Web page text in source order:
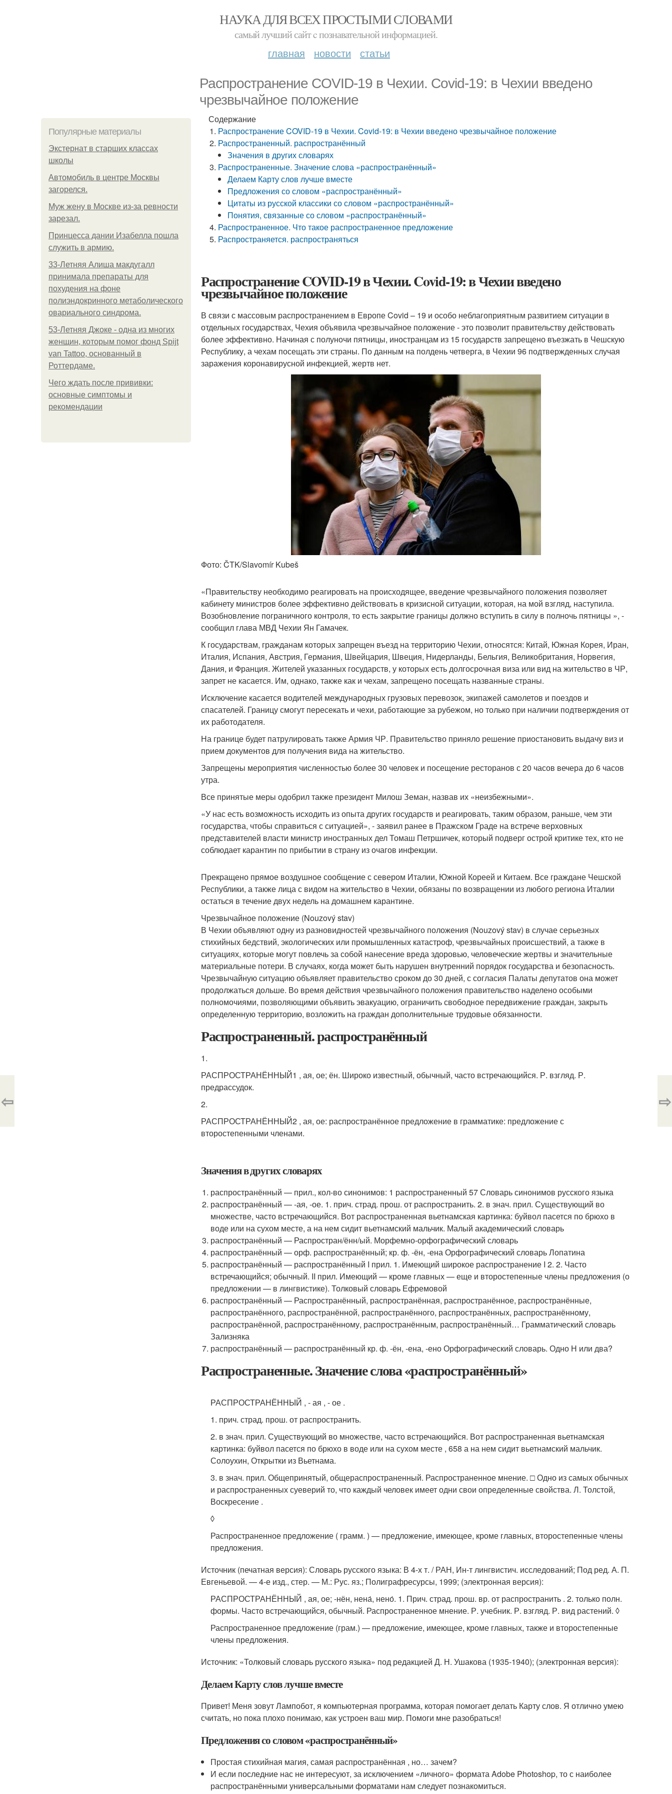
НАУКА ДЛЯ ВСЕХ ПРОСТЫМИ СЛОВАМИ
самый лучший сайт c познавательной информацией.
главная новости статьи
Распространение COVID-19 в Чехии. Covid-19: в Чехии введено
чрезвычайное положение
Популярные материалы
Экстернат в старших классах
школы
Автомобиль в центре Москвы
загорелся.
Mуж жену в Москве из-за ревности
зарезал.
Принцесса дании Изабелла пошла
служить в армию.
33-Летняя Алиша макдугалл
принимала препараты для
похудения на фоне
полиэндокринного метаболического
овариального синдрома.
53-Летняя Джоке - одна из многих
женщин, которым помог фонд Spijt
van Tattoo, основанный в
Роттердаме.
Чего ждать после прививки:
основные симптомы и
рекомендации
Содержание
Распространение COVID-19 в Чехии. Covid-19: в Чехии введено чрезвычайное положение
Распространенный. распространённый
Значения в других словарях
Распространенные. Значение слова «распространённый»
Делаем Карту слов лучше вместе
Предложения со словом «распространённый»
Цитаты из русской классики со словом «распространённый»
Понятия, связанные со словом «распространённый»
Распространенное. Что такое распространенное предложение
Распространяется. распространяться
Распространение COVID-19 в Чехии. Covid-19: в Чехии введено
чрезвычайное положение
В связи с массовым распространением в Европе Covid – 19 и особо неблагоприятным развитием ситуации в
отдельных государствах, Чехия объявила чрезвычайное положение - это позволит правительству действовать
более эффективно. Начиная с полуночи пятницы, иностранцам из 15 государств запрещено въезжать в Чешскую
Республику, а чехам посещать эти страны. По данным на полдень четверга, в Чехии 96 подтвержденных случая
заражения коронавирусной инфекцией, жертв нет.
Фото: ČTK/Slavomír Kubeš
«Правительству необходимо реагировать на происходящее, введение чрезвычайного положения позволяет
кабинету министров более эффективно действовать в кризисной ситуации, которая, на мой взгляд, наступила.
Возобновление пограничного контроля, то есть закрытие границы должно вступить в силу в полночь пятницы », -
сообщил глава МВД Чехии Ян Гамачек.
К государствам, гражданам которых запрещен въезд на территорию Чехии, относятся: Китай, Южная Корея, Иран,
Италия, Испания, Австрия, Германия, Швейцария, Швеция, Нидерланды, Бельгия, Великобритания, Норвегия,
Дания, и Франция. Жителей указанных государств, у которых есть долгосрочная виза или вид на жительство в ЧР,
запрет не касается. Им, однако, также как и чехам, запрещено посещать названные страны.
Исключение касается водителей международных грузовых перевозок, экипажей самолетов и поездов и
спасателей. Границу смогут пересекать и чехи, работающие за рубежом, но только при наличии подтверждения от
их работодателя.
На границе будет патрулировать также Армия ЧР. Правительство приняло решение приостановить выдачу виз и
прием документов для получения вида на жительство.
Запрещены мероприятия численностью более 30 человек и посещение ресторанов с 20 часов вечера до 6 часов
утра.
Все принятые меры одобрил также президент Милош Земан, назвав их «неизбежными».
«У нас есть возможность исходить из опыта других государств и реагировать, таким образом, раньше, чем эти
государства, чтобы справиться с ситуацией», - заявил ранее в Пражском Граде на встрече верховных
представителей власти министр иностранных дел Томаш Петршичек, который подверг острой критике тех, кто не
соблюдает карантин по прибытии в страну из очагов инфекции.
Прекращено прямое воздушное сообщение с севером Италии, Южной Кореей и Китаем. Все граждане Чешской
Республики, а также лица с видом на жительство в Чехии, обязаны по возвращении из любого региона Италии
остаться в течение двух недель на домашнем карантине.
Чрезвычайное положение (Nouzový stav)
В Чехии объявляют одну из разновидностей чрезвычайного положения (Nouzový stav) в случае серьезных
стихийных бедствий, экологических или промышленных катастроф, чрезвычайных происшествий, а также в
ситуациях, которые могут повлечь за собой нанесение вреда здоровью, человеческие жертвы и значительные
материальные потери. В случаях, когда может быть нарушен внутренний порядок государства и безопасность.
Чрезвычайную ситуацию объявляет правительство сроком до 30 дней, с согласия Палаты депутатов она может
продолжаться дольше. Во время действия чрезвычайного положения правительство наделено особыми
полномочиями, позволяющими объявить эвакуацию, ограничить свободное передвижение граждан, закрыть
определенную территорию, возложить на граждан дополнительные трудовые обязанности.
Распространенный. распространённый
1.
РАСПРОСТРАНЁННЫЙ1 , ая, ое; ён. Широко известный, обычный, часто встречающийся. Р. взгляд. Р.
предрассудок.
2.
РАСПРОСТРАНЁННЫЙ2 , ая, ое: распространённое предложение в грамматике: предложение с
второстепенными членами.
Значения в других словарях
распространённый — прил., кол-во синонимов: 1 распространенный 57 Словарь синонимов русского языка
распространённый — -ая, -ое. 1. прич. страд. прош. от распространить. 2. в знач. прил. Существующий во
множестве, часто встречающийся. Вот распространенная вьетнамская картинка: буйвол пасется по брюхо в
воде или на сухом месте, а на нем сидит вьетнамский мальчик. Малый академический словарь
распространённый — Распростран/ённ/ый. Морфемно-орфографический словарь
распространённый — орф. распространённый; кр. ф. -ён, -ена Орфографический словарь Лопатина
распространённый — распространённый I прил. 1. Имеющий широкое распространение I 2. 2. Часто
встречающийся; обычный. II прил. Имеющий — кроме главных — еще и второстепенные члены предложения (о
предложении — в лингвистике). Толковый словарь Ефремовой
распространённый — Распространённый, распространённая, распространённое, распространённые,
распространённого, распространённой, распространённого, распространённых, распространённому,
распространённой, распространённому, распространённым, распространённый… Грамматический словарь
Зализняка
распространённый — распространённый кр. ф. -ён, -ена, -ено Орфографический словарь. Одно Н или два?
Распространенные. Значение слова «распространённый»
РАСПРОСТРАНЁННЫЙ , - ая , - ое .
1. прич. страд. прош. от распространить.
2. в знач. прил. Существующий во множестве, часто встречающийся. Вот распространенная вьетнамская
картинка: буйвол пасется по брюхо в воде или на сухом месте , 658 а на нем сидит вьетнамский мальчик.
Солоухин, Открытки из Вьетнама.
3. в знач. прил. Общепринятый, общераспространенный. Распространенное мнение. □ Одно из самых обычных
и распространенных суеверий то, что каждый человек имеет одни свои определенные свойства. Л. Толстой,
Воскресение .
◊
Распространенное предложение ( грамм. ) — предложение, имеющее, кроме главных, второстепенные члены
предложения.
Источник (печатная версия): Словарь русского языка: В 4-х т. / РАН, Ин-т лингвистич. исследований; Под ред. А. П.
Евгеньевой. — 4-е изд., стер. — М.: Рус. яз.; Полиграфресурсы, 1999; (электронная версия):
РАСПРОСТРАНЁННЫЙ , ая, ое; -нён, нена́, нено́. 1. Прич. страд. прош. вр. от распространить . 2. только полн.
формы. Часто встречающийся, обычный. Распространенное мнение. Р. учебник. Р. взгляд. Р. вид растений. ◊
Распространенное предложение (грам.) — предложение, имеющее, кроме главных, также и второстепенные
члены предложения.
Источник: «Толковый словарь русского языка» под редакцией Д. Н. Ушакова (1935-1940); (электронная версия):
Делаем Карту слов лучше вместе
Привет! Меня зовут Лампобот, я компьютерная программа, которая помогает делать Карту слов. Я отлично умею
считать, но пока плохо понимаю, как устроен ваш мир. Помоги мне разобраться!
Предложения со словом «распространённый»
Простая стихийная магия, самая распространённая , но… зачем?
И если последние нас не интересуют, за исключением «личного» формата Adobe Photoshop, то с наиболее
распространёнными универсальными форматами нам следует познакомиться.
⇦ ⇨